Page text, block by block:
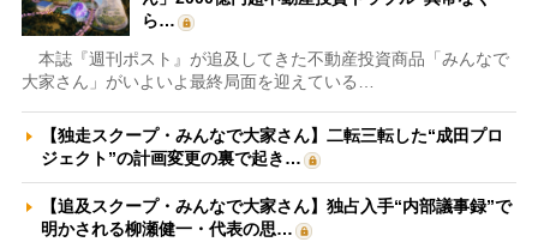
ら…
本誌『週刊ポスト』が追及してきた不動産投資商品「みんなで
大家さん」がいよいよ最終局面を迎えている…
【独走スクープ・みんなで大家さん】二転三転した“成田プロ
ジェクト”の計画変更の裏で起き…
【追及スクープ・みんなで大家さん】独占入手“内部議事録”で
明かされる柳瀬健一・代表の思…